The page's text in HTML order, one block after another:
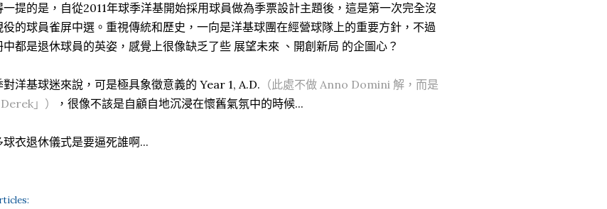
一提的是，自從2011年球季洋基開始採用球員做為季票設計主題後，這是第一次完全沒
役的球員雀屏中選。重視傳統和歷史，一向是洋基球團在經營球隊上的重要方針，不過
都是退休球員的英姿，感覺上很像缺乏了些 展望未來 、開創新局 的企圖心？
洋基球迷來說，可是極具象徵意義的 Year 1, A.D. （此處不做 Anno Domini 解，而是
」）
，很像不該是自顧自地沉浸在懷舊氣氛中的時候...
衣退休儀式是要逼死誰啊...